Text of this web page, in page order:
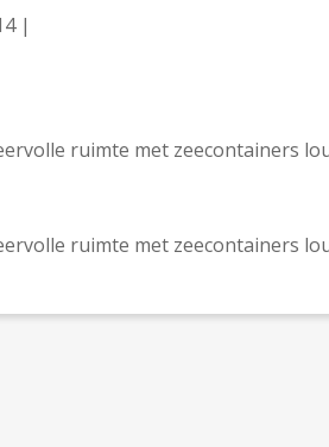
|
ruimte met zeecontainers
ruimte met zeecontainers